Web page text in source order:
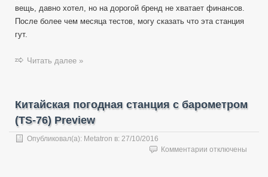
вещь, давно хотел, но на дорогой бренд не хватает финансов.
После более чем месяца тестов, могу сказать что эта станция
гут.
Читать далее »
Китайская погодная станция с барометром
(TS-76) Preview
Опубликовал(а): Metatron в: 27/10/2016
Комментарии котключены